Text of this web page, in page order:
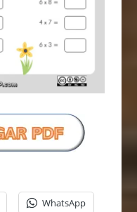
WhatsApp